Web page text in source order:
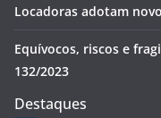
Locadoras adotam
Equívocos, riscos e
132/2023
Destaques